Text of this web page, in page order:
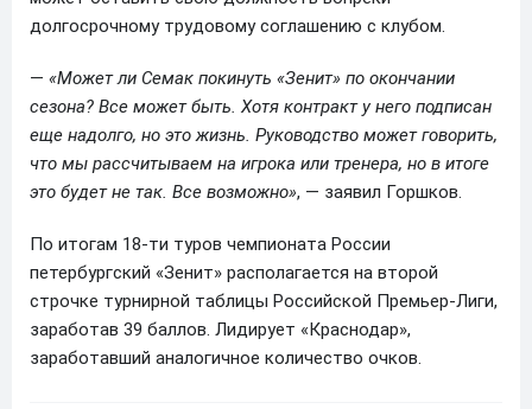
долгосрочному трудовому соглашению с клубом.
— «Может ли Семак покинуть «Зенит» по окончании
сезона? Все может быть. Хотя контракт у него подписан
еще надолго, но это жизнь. Руководство может говорить,
что мы рассчитываем на игрока или тренера, но в итоге
это будет не так. Все возможно», — заявил Горшков.
По итогам 18-ти туров чемпионата России
петербургский «Зенит» располагается на второй
строчке турнирной таблицы Российской Премьер-Лиги,
заработав 39 баллов. Лидирует «Краснодар»,
заработавший аналогичное количество очков.